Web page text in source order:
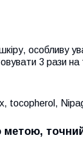
особливу
3 рази на
tocopherol,